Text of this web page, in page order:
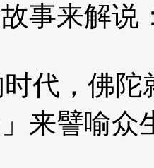
事来解说
代，佛陀
来譬喻众